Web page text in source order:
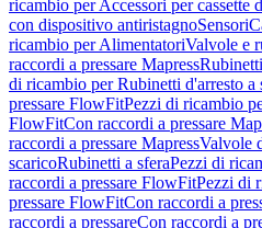
ricambio per Accessori per cassette
con dispositivo antiristagnoSensori
ricambio per AlimentatoriValvole e
raccordi a pressare Mapress
di ricambio per Rubinetti d'arresto a
pressare FlowFitPezzi di ricambio
FlowFitCon raccordi a pressare
raccordi a pressare MapressValvole
scaricoRubinetti a sferaPezzi di
raccordi a pressare FlowFitPezzi di
pressare FlowFitCon raccordi a
raccordi a pressareCon raccordi a